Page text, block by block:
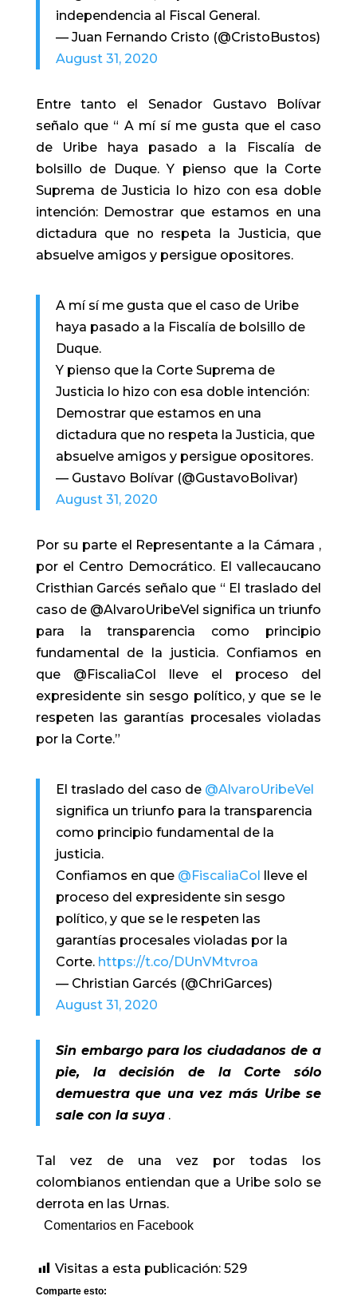
independencia al Fiscal General.
— Juan Fernando Cristo (@CristoBustos)
August 31, 2020
Entre tanto el Senador Gustavo Bolívar
señalo que “ A mí sí me gusta que el caso
de Uribe haya pasado a la Fiscalía de
bolsillo de Duque. Y pienso que la Corte
Suprema de Justicia lo hizo con esa doble
intención: Demostrar que estamos en una
dictadura que no respeta la Justicia, que
absuelve amigos y persigue opositores.
A mí sí me gusta que el caso de Uribe
haya pasado a la Fiscalía de bolsillo de
Duque.
Y pienso que la Corte Suprema de
Justicia lo hizo con esa doble intención:
Demostrar que estamos en una
dictadura que no respeta la Justicia, que
absuelve amigos y persigue opositores.
— Gustavo Bolívar (@GustavoBolivar)
August 31, 2020
Por su parte el Representante a la Cámara ,
por el Centro Democrático. El vallecaucano
Cristhian Garcés señalo que “ El traslado del
caso de @AlvaroUribeVel significa un triunfo
para la transparencia como principio
fundamental de la justicia. Confiamos en
que @FiscaliaCol lleve el proceso del
expresidente sin sesgo político, y que se le
respeten las garantías procesales violadas
por la Corte.”
El traslado del caso de @AlvaroUribeVel
significa un triunfo para la transparencia
como principio fundamental de la
justicia.
Confiamos en que @FiscaliaCol lleve el
proceso del expresidente sin sesgo
político, y que se le respeten las
garantías procesales violadas por la
Corte. https://t.co/DUnVMtvroa
— Christian Garcés (@ChriGarces)
August 31, 2020
Sin embargo para los ciudadanos de a
pie, la decisión de la Corte sólo
demuestra que una vezmás Uribe se
sale con la suya .
Tal vez de una vez por todas los
colombianos entiendan que a Uribe solo se
derrota en las Urnas.
Comentarios en Facebook
Visitas a esta publicación: 529
Comparte esto: